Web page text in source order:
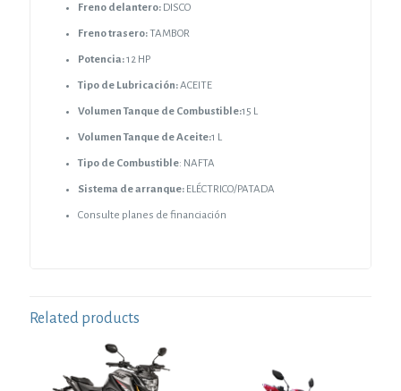
Freno delantero: DISCO
Freno trasero:TAMBOR
Potencia:12 HP
Tipo de Lubricación:ACEITE
Volumen Tanque de Combustible:15 L
Volumen Tanque de Aceite:1 L
Tipo de Combustible: NAFTA
Sistema de arranque: ELÉCTRICO/PATADA
Consulte planes de financiación
Related products